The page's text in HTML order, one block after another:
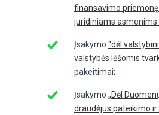
finansavimo
juridiniams asmenims
Įsakymo “dėl
valstybės lėšomis
pakeitimai;
Įsakymo „Dėl
draudėjus pateikimo